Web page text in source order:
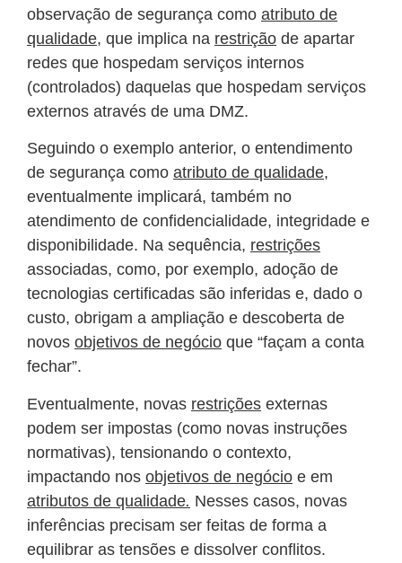
observação de segurança como atributo de
qualidade, que implica na restrição de apartar
redes que hospedam serviços internos
(controlados) daquelas que hospedam serviços
externos através de uma DMZ.
Seguindo o exemplo anterior, o entendimento
de segurança como atributo de qualidade,
eventualmente implicará, também no
atendimento de confidencialidade, integridade e
disponibilidade. Na sequência, restrições
associadas, como, por exemplo, adoção de
tecnologias certificadas são inferidas e, dado o
custo, obrigam a ampliação e descoberta de
novos objetivos de negócio que “façam a conta
fechar”.
Eventualmente, novas restrições externas
podem ser impostas (como novas instruções
normativas), tensionando o contexto,
impactando nos objetivos de negócio e em
atributos de qualidade. Nesses casos, novas
inferências precisam ser feitas de forma a
equilibrar as tensões e dissolver conflitos.